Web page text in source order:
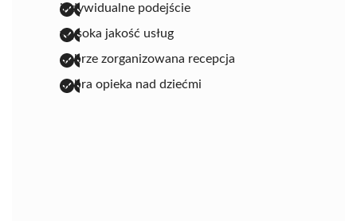
indywidualne podejście
wysoka jakość usług
dobrze zorganizowana recepcja
dobra opieka nad dziećmi